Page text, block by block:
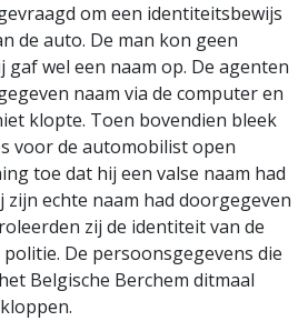
om een identiteitsbewijs
de auto. De man kon geen
wel een naam op. De agenten
naam via de computer en
klopte. Toen bovendien bleek
voor de automobilist open
toe dat hij een valse naam had
zijn echte naam had doorgegeven
zij de identiteit van de
De persoonsgegevens die
Belgische Berchem ditmaal